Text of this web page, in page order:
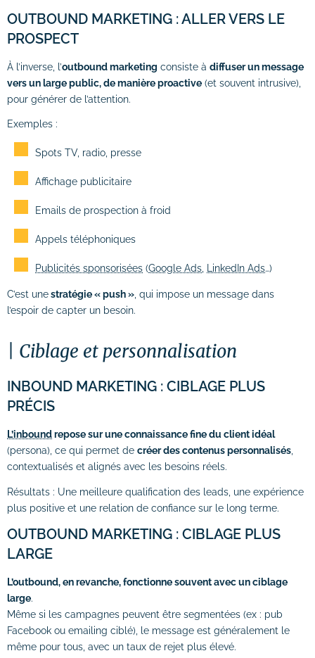
OUTBOUND MARKETING : ALLER VERS LE
PROSPECT
À l’inverse, l’outbound marketing consiste à diffuser un message
vers un large public, de manière proactive (et souvent intrusive),
pour générer de l’attention.
Exemples :
Spots TV, radio, presse
Affichage publicitaire
Emails de prospection à froid
Appels téléphoniques
Publicités sponsorisées (Google Ads, LinkedIn Ads…)
C’est unestratégie « push », qui impose un message dans
l’espoir de capter un besoin.
Ciblage et personnalisation
INBOUND MARKETING : CIBLAGE PLUS
PRÉCIS
L’inboundrepose sur une connaissance fine du client idéal
(persona), ce qui permet de créer des contenus personnalisés
contextualisés et alignés avec les besoins réels.
Résultats : Une meilleure qualification des leads, une expérience
plus positive et une relation de confiance sur le long terme.
OUTBOUND MARKETING : CIBLAGE PLUS
LARGE
L’outbound, en revanche, fonctionne souvent avec un ciblage
large.
Même si les campagnes peuvent être segmentées (ex : pub
Facebook ou emailing ciblé), le message est généralement le
même pour tous, avec un taux de rejet plus élevé.